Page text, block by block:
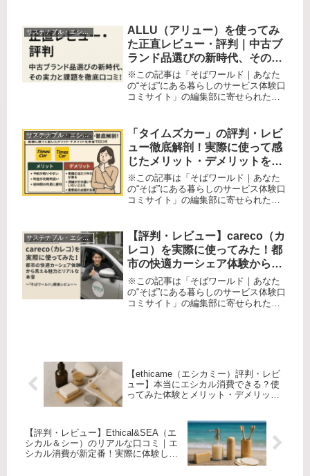
の？」 「結局リサイクルできないパッ
ケージ、多いよね…」 「どうせ...
サステナブル・エシカル系
ALLU（アリュー）を使ってみ
た正直レビュー・評判｜中古ブ
ランド品選びの新時代、その実
力と課題を徹底口コミ！
※この記事は「そばワールド｜あなた
の“そば”にある暮らしのサービス体験口
コミサイト」の編集部に寄せられた各
日常を少し格上げしてくれるラグジュ
アリーブランド。でも、「新品は...
サステナブル・エシカル系
「タイムズカー」の評判・レビ
ュー徹底解剖！実際に使って感
じたメリット・デメリットを本
音で口コミ
※この記事は「そばワールド｜あなた
の“そば”にある暮らしのサービス体験口
コミサイト」の編集部に寄せられた各
良いの？」「レンタカーとの違いがよ
く分からない」「手続きが複雑そう...
サステナブル・エシカル系
【評判・レビュー】careco（カ
レコ）を実際に使ってみた！都
市の快適カーシェア体験から見
える魅力とリアルな本音～「そ
ばワールド」読者レビュー～
※この記事は「そばワールド｜あなた
の“そば”にある暮らしのサービス体験口
コミサイト」の編集部に寄せられた各
【ethicame（エシカミー）評判・レビ
ュー】本当にエシカル消費できる？使
ってみた体験とメリット・デメリット
【評判・レビュー】Ethical&SEA（エ
シカル＆シー）のリアルな口コミ｜エ
シカル消費が新定番！実際に体験して